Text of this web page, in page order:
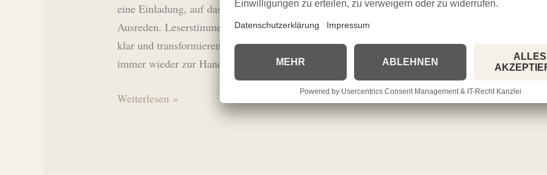
eine Einladung, auf das zu schauen, was IST – ohne Beschönigung, ohne
Ausreden. Leserstimmen sagen: „Ein Gamechanger für Selbstführung – ehrlich,
klar und transformierend.“„Ein Buch, das man nicht nur ins Regal stellt, sondern
immer wieder zur Hand nimmt.“ Wenn dich diese Worte berühren, findest du […]
Das
Weiterlesen »